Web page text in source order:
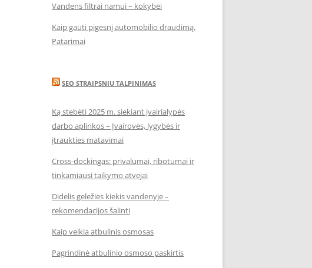
Vandens filtrai namui – kokybei
Kaip gauti pigesnį automobilio draudimą.
Patarimai
SEO STRAIPSNIU TALPINIMAS
Ką stebėti 2025 m. siekiant įvairialypės
darbo aplinkos – Įvairovės, lygybės ir
įtraukties matavimai
Cross-dockingas: privalumai, ribotumai ir
tinkamiausi taikymo atvejai
Didelis geležies kiekis vandenyje –
rekomendacijos šalinti
Kaip veikia atbulinis osmosas
Pagrindinė atbulinio osmoso paskirtis